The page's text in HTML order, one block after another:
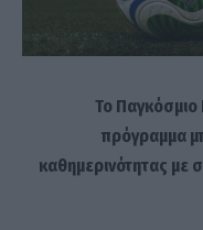
Το Παγκόσμιο
πρόγραμμα
καθημερινότητας με